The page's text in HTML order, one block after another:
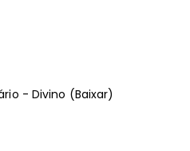
- Divino (Baixar)